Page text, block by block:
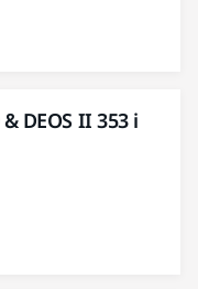
DEOS II 353 i